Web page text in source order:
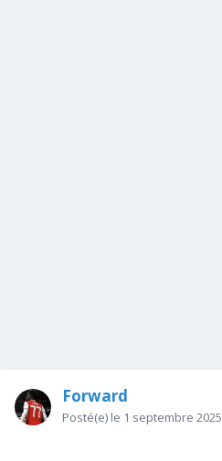
Forward
Posté(e) le 1 septembre 2025